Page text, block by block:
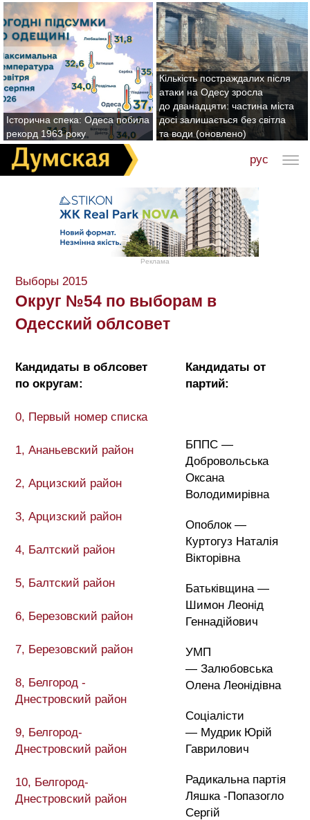
Історична спека: Одеса побила
рекорд 1963 року
Кількість постраждалих після
атаки на Одесу зросла
до дванадцяти: частина міста
досі залишається без світла
та води (оновлено)
рус
Реклама
Выборы 2015
Округ №54 по выборам в
Одесский облсовет
Кандидаты в облсовет
по округам:
0, Первый номер списка
1, Ананьевский район
2, Арцизский район
3, Арцизский район
4, Балтский район
5, Балтский район
6, Березовский район
7, Березовский район
8, Белгород -
Днестровский район
9, Белгород-
Днестровский район
10, Белгород-
Днестровский район
Кандидаты от
партий:
БППС —
Добровольська
Оксана
Володимирівна
Опоблок —
Куртогуз Наталія
Вікторівна
Батьківщина —
Шимон Леонід
Геннадійович
УМП
— Залюбовська
Олена Леонідівна
Соціалісти
— Мудрик Юрій
Гаврилович
Радикальна партія
Ляшка -Попазогло
Сергій